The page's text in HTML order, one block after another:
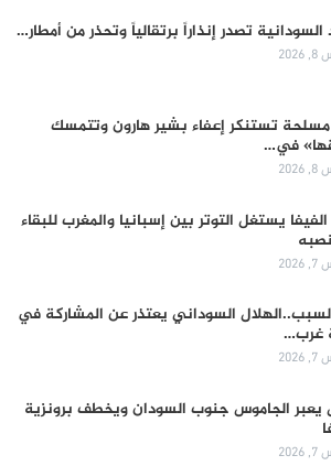
السودانية تصدر إنذاراً برتقالياً وتحذر من أمطار…
تستنكر إعفاء بشير هارون وتتمسك
في…
يستغل التوتر بين إسبانيا والمغرب للبقاء
السوداني يعتذر عن المشاركة في
غرب…
يعبر الجاموس جنوب السودان ويخطف برونزية